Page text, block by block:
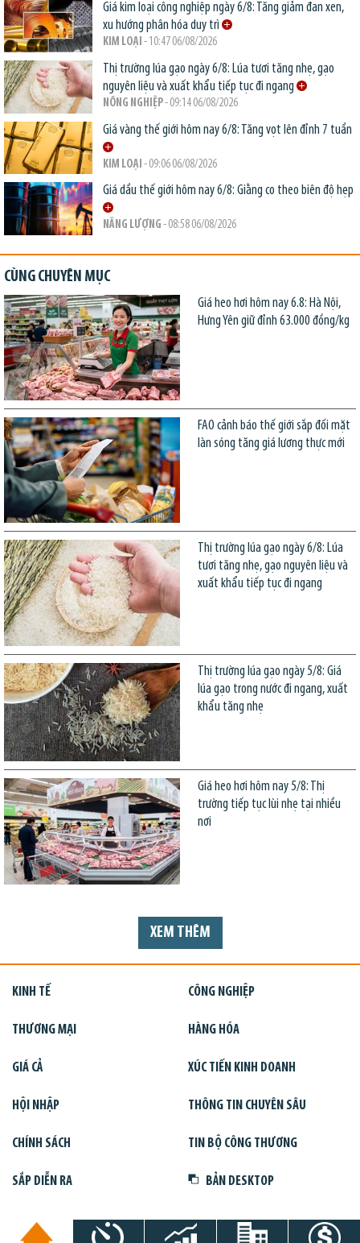
Giá kim loại công nghiệp ngày 6/8: Tăng giảm đan xen,
xu hướng phân hóa duy trì
KIM LOẠI - 10:47 06/08/2026
Thị trường lúa gạo ngày 6/8: Lúa tươi tăng nhẹ, gạo
nguyên liệu và xuất khẩu tiếp tục đi ngang
NÔNG NGHIỆP- 09:14 06/08/2026
Giá vàng thế giới hôm nay 6/8: Tăng vọt lên đỉnh 7 tuần
KIM LOẠI - 09:06 06/08/2026
Giá dầu thế giới hôm nay 6/8: Giằng co theo biên độ hẹp
NĂNG LƯỢNG - 08:58 06/08/2026
CÙNG CHUYÊN MỤC
Giá heo hơi hôm nay 6.8: Hà Nội,
Hưng Yên giữ đỉnh 63.000 đồng/kg
FAO cảnh báo thế giới sắp đối mặt
làn sóng tăng giá lương thực mới
Thị trường lúa gạo ngày 6/8: Lúa
tươi tăng nhẹ, gạo nguyên liệu và
xuất khẩu tiếp tục đi ngang
Thị trường lúa gạo ngày 5/8: Giá
lúa gạo trong nước đi ngang, xuất
khẩu tăng nhẹ
Giá heo hơi hôm nay 5/8: Thị
trường tiếp tục lùi nhẹ tại nhiều
nơi
XEM THÊM
KINH TẾ CÔNG NGHIỆP
THƯƠNG MẠI HÀNG HÓA
GIÁ CẢ XÚC TIẾN KINH DOANH
HỘI NHẬP THÔNG TIN CHUYÊN SÂU
CHÍNH SÁCH TIN BỘ CÔNG THƯƠNG
SẮP DIỄN RA BẢN DESKTOP